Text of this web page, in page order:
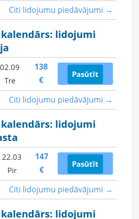
Citi lidojumu piedāvājumi →
lidojumi
Citi lidojumu piedāvājumi →
02.09
Tre
138
€
Pasūtīt
lidojumi
Citi lidojumu piedāvājumi →
22.03
Pir
147
€
Pasūtīt
lidojumi